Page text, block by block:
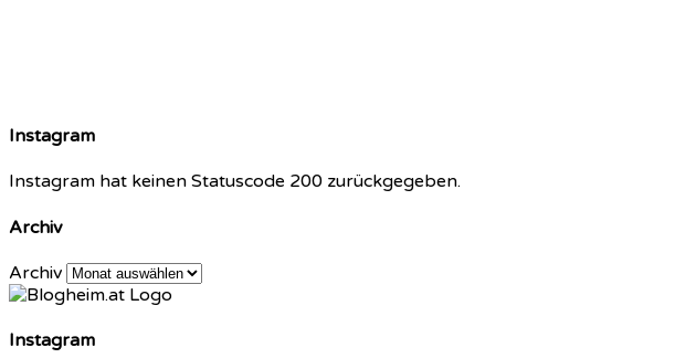
Instagram
Instagram hat keinen Statuscode 200 zurückgegeben.
Archiv
Archiv
Instagram